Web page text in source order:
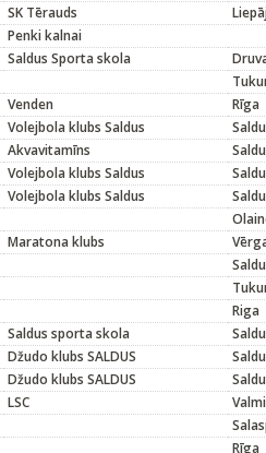
SK Tērauds
Penki kalnai
Saldus Sporta skola
Venden Rīga
Volejbola klubs Saldus
Akvavitamīns
Volejbola klubs Saldus
Volejbola klubs Saldus
Maratona klubs
Riga
Saldus sporta skola
Džudo klubs SALDUS
Džudo klubs SALDUS
LSC
Rīga